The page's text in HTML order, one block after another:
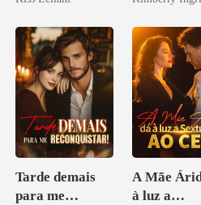
maligno
Tarde demais
para me
A Mãe
à luz a